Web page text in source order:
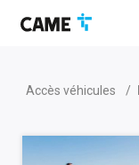
Accès véhicules /